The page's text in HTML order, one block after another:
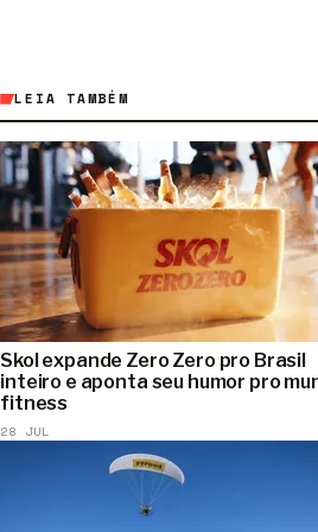
LEIA TAMBÉM
Skol expande Zero Zero pro Brasil
inteiro e aponta seu humor pro
fitness
28 JUL